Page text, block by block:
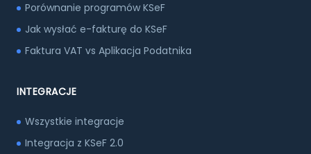
Porównanie programów KSeF
Jak wysłać e-fakturę do KSeF
Faktura VAT vs Aplikacja Podatnika
INTEGRACJE
Wszystkie integracje
Integracja z KSeF 2.0